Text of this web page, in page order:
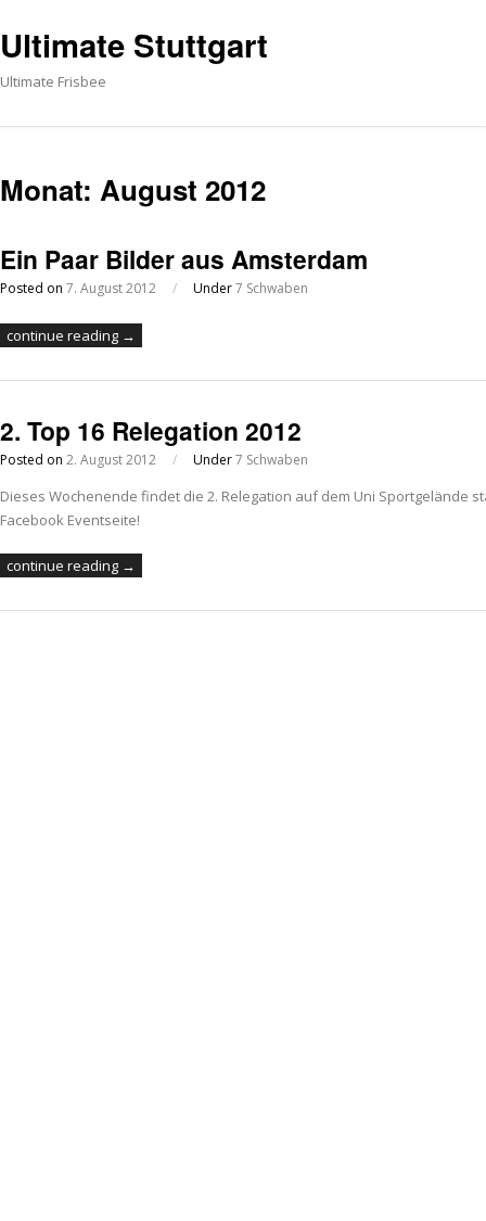
Ultimate Stuttgart
Ultimate Frisbee
Monat: August 2012
Ein Paar Bilder aus Amsterdam
Posted on 7. August 2012 / Under7 Schwaben
continue reading →
2. Top 16 Relegation 2012
Posted on 2. August 2012 / Under7 Schwaben
Dieses Wochenende findet die 2. Relegation auf dem Uni Sportgelände
Facebook Eventseite!
continue reading →